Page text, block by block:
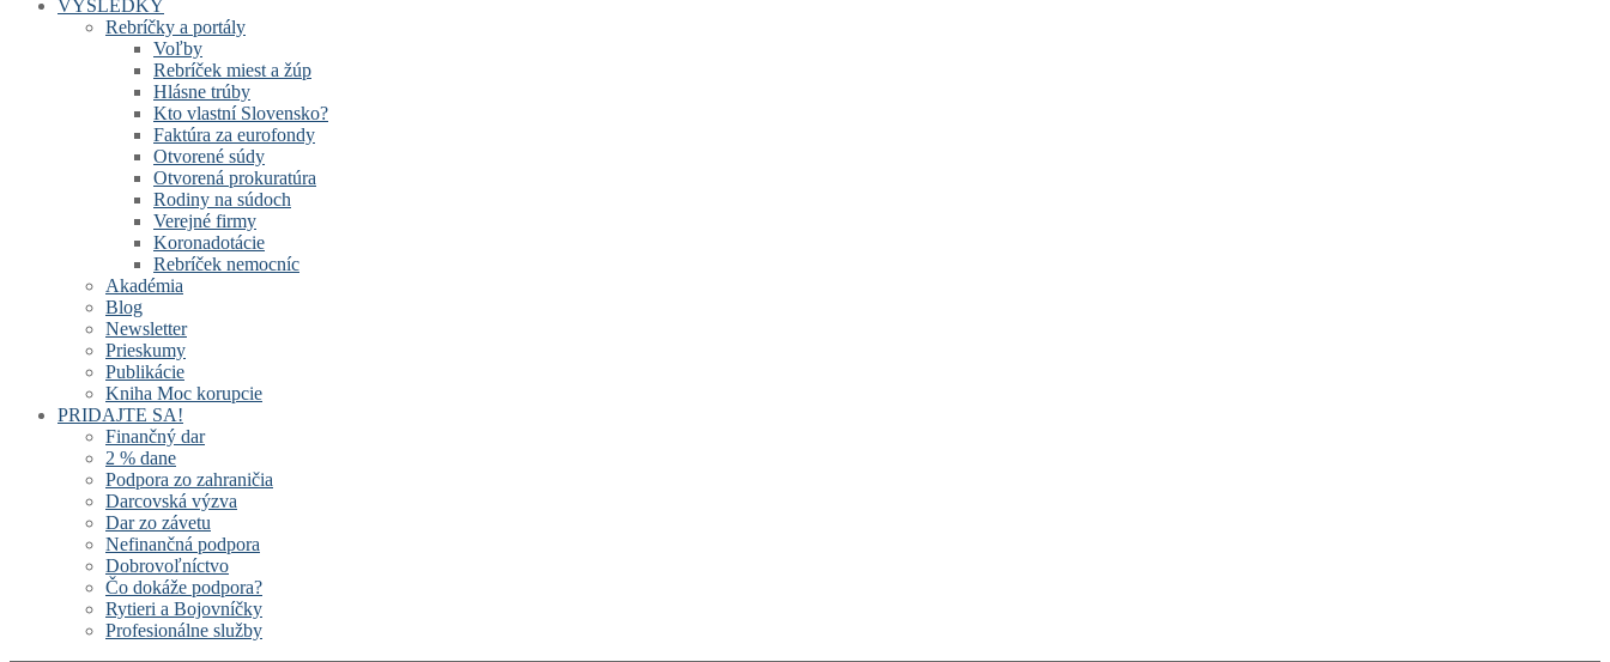
VÝSLEDKY
Rebríčky a portály
Voľby
Rebríček miest a žúp
Hlásne trúby
Kto vlastní Slovensko?
Faktúra za eurofondy
Otvorené súdy
Otvorená prokuratúra
Rodiny na súdoch
Verejné firmy
Koronadotácie
Rebríček nemocníc
Akadémia
Blog
Newsletter
Prieskumy
Publikácie
Kniha Moc korupcie
PRIDAJTE SA!
Finančný dar
2 % dane
Podpora zo zahraničia
Darcovská výzva
Dar zo závetu
Nefinančná podpora
Dobrovoľníctvo
Čo dokáže podpora?
Rytieri a Bojovníčky
Profesionálne služby